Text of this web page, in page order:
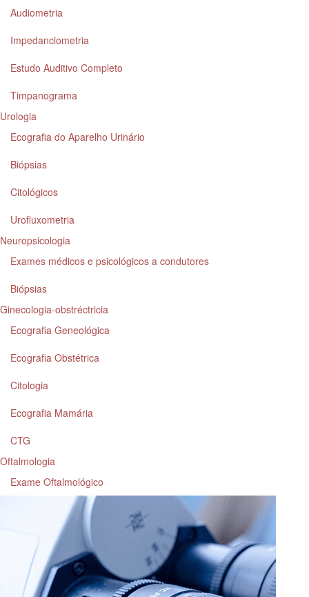
Audiometria
Impedanciometria
Estudo Auditivo Completo
Timpanograma
Urologia
Ecografia do Aparelho Urinário
Biópsias
Citológicos
Urofluxometria
Neuropsicologia
Exames médicos e psicológicos a condutores
Biópsias
Ginecologia-obstréctricia
Ecografia Geneológica
Ecografia Obstétrica
Citologia
Ecografia Mamária
CTG
Oftalmologia
Exame Oftalmológico